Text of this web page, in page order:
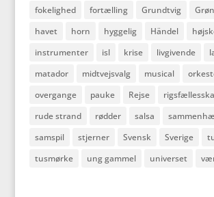
fokelighed
fortælling Grundtvig
havet
horn hyggelig Händel
instrumenter
isl krise livgivende
matador
midtvejsvalg musical
overgange
pauke Rejse
rude strand
rødder salsa
samspil
stjerner Svensk Sverige
tusmørke
ung gammel universet